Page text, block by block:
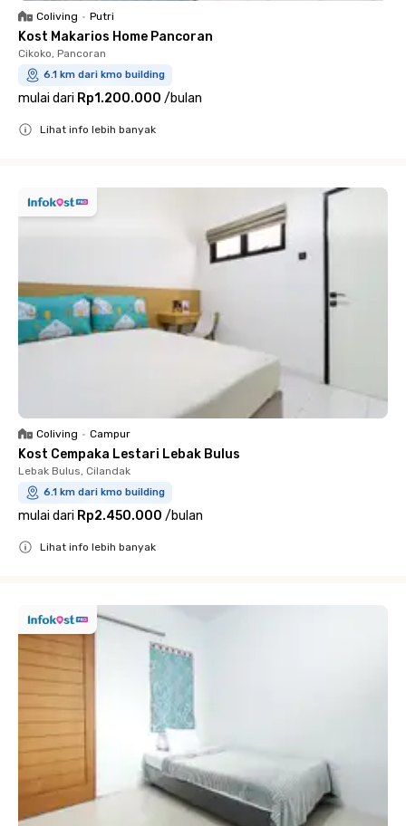
Coliving • Putri
Kost Makarios Home Pancoran
Cikoko, Pancoran
6.1 km dari kmo building
mulai dari Rp1.200.000 /bulan
Lihat info lebih banyak
Coliving • Campur
Kost Cempaka Lestari Lebak Bulus
Lebak Bulus, Cilandak
6.1 km dari kmo building
mulai dari Rp2.450.000 /bulan
Lihat info lebih banyak